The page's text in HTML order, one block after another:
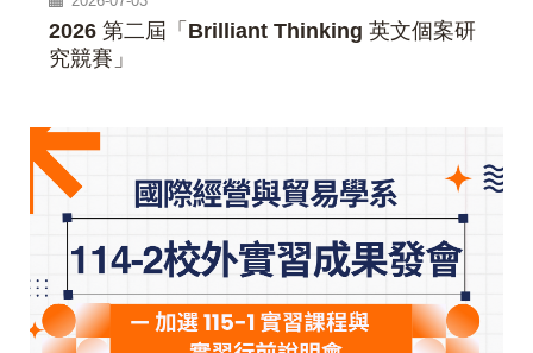
2026 第二屆「Brilliant Thinking 英文個案研
究競賽」